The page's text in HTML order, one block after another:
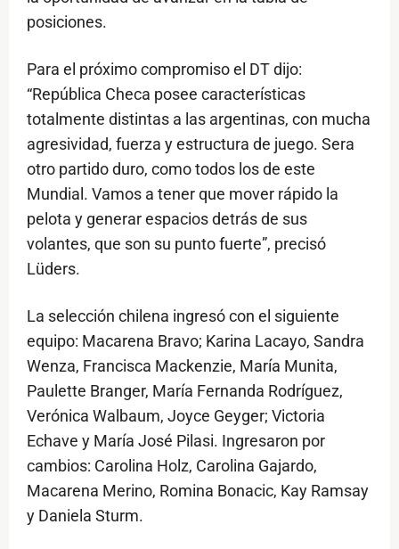
posiciones.
Para el próximo compromiso el DT dijo:
“República Checa posee características
totalmente distintas a las argentinas, con mucha
agresividad, fuerza y estructura de juego. Sera
otro partido duro, como todos los de este
Mundial. Vamos a tener que mover rápido la
pelota y generar espacios detrás de sus
volantes, que son su punto fuerte”, precisó
Lüders.
La selección chilena ingresó con el siguiente
equipo: Macarena Bravo; Karina Lacayo, Sandra
Wenza, Francisca Mackenzie, María Munita,
Paulette Branger, María Fernanda Rodríguez,
Verónica Walbaum, Joyce Geyger; Victoria
Echave y María José Pilasi. Ingresaron por
cambios: Carolina Holz, Carolina Gajardo,
Macarena Merino, Romina Bonacic, Kay Ramsay
y Daniela Sturm.